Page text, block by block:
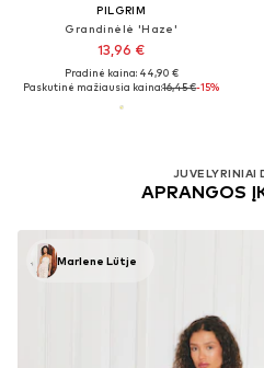
PILGRIM
Grandinėlė 'Haze'
13,96 €
Pradinė kaina: 44,90 €
Paskutinė mažiausia kaina:16,45 €-15%
JUVELYRINIAI
APRANGOS
Marlene Lütje